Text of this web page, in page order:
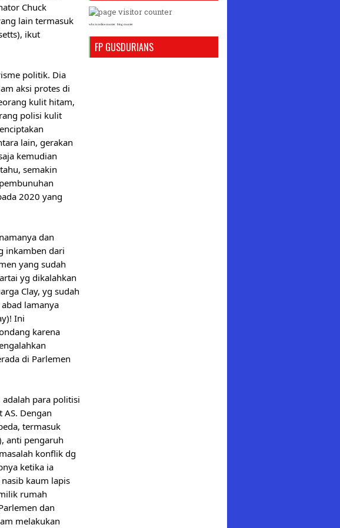
Chuck
lain termasuk
ikut
politik. Dia
aksi protes di
kulit hitam,
polisi kulit
lain, gerakan
kemudian
semakin
2020 yang
dan
inkamben dari
yang sudah
yg dikalahkan
Clay, yg sudah
lamanya
Ini
karena
di Parlemen
adalah para politisi
Dengan
termasuk
anti pengaruh
konflik dg
ketika ia
kaum lapis
rumah
dan
melakukan
who is online counter blog counter
FP GUSDURIANS